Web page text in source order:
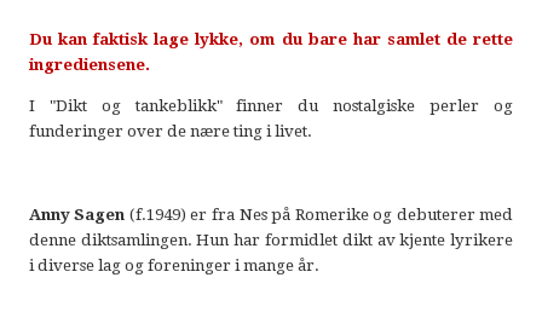
Du kan faktisk lage lykke, om du bare har samlet de rette
ingrediensene.
I "Dikt og tankeblikk" finner du nostalgiske perler og
funderinger over de nære ting i livet.
Anny Sagen (f.1949) er fra Nes på Romerike og debuterer med
denne diktsamlingen. Hun har formidlet dikt av kjente lyrikere
i diverse lag og foreninger i mange år.